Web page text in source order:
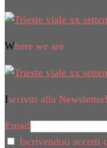
Where we are
Iscriviti alla Newsletter!
Email
Iscrivendoti accetti